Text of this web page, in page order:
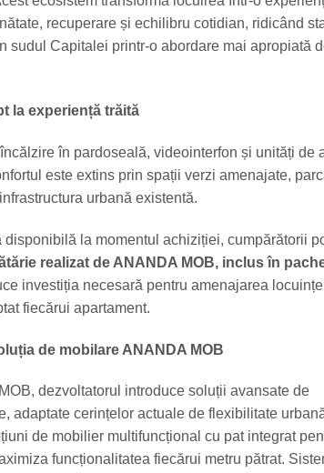
recuperare și echilibru cotidian, ridicând
sudul Capitalei printr-o abordare mai apropiată
la experiență trăită
în pardoseală, videointerfon și unități de
este extins prin spații verzi amenajate,
urbană existentă.
disponibilă la momentul achiziției, cumpărătorii
realizat de ANANDA MOB, inclus în
investiția necesară pentru amenajarea
fiecărui apartament.
de mobilare ANANDA MOB
dezvoltatorul introduce soluții avansate de
adaptate cerințelor actuale de flexibilitate
de mobilier multifuncțional cu pat integrat
funcționalitatea fiecărui metru pătrat.